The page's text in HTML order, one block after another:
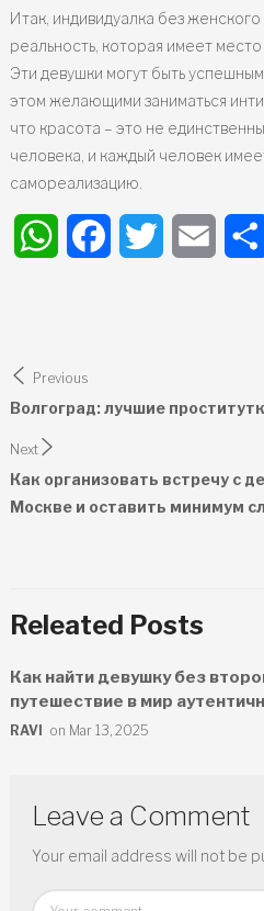
Итак, индивидуалка без
реальность, которая имеет
Эти девушки могут быть
этом желающими заниматься
что красота – это не
человека, и каждый человек
самореализацию.
WhatsAppFacebookTwitter Email
Post
navigation
Previous
Волгоград: лучшие
Next
Как организовать встречу с
Москве и оставить минимум
Releated Posts
Как найти девушку без
путешествие в мир
RAVI on Mar 13, 2025
Leave a Comment
Your email address will not be